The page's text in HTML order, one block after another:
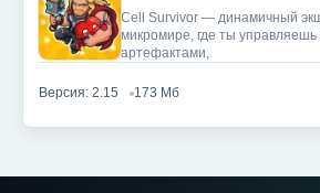
Cell Survivor — динамичный
микромире, где ты
артефактами,
Версия: 2.15 173 Мб